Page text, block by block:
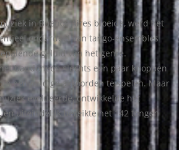
in Buenos Aires bloeide, werd het
onderdeel van tango-ensembles
geluid van het genre.
bandoneon slechts een paar knoppen
eenvoudige akkoorden te spelen. Maar
evolueerde, ontwikkelde het
en uiteindelijk bereikte het 142 tongen